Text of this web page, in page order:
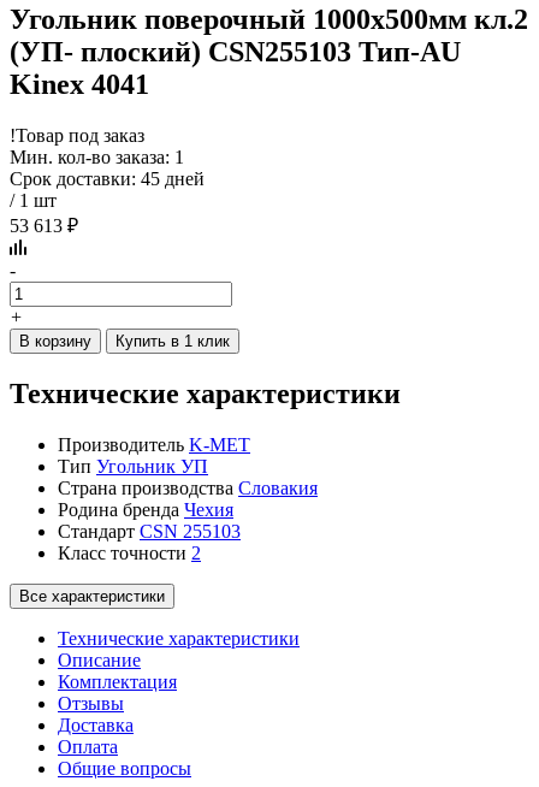
Угольник поверочный 1000х500мм кл.2
(УП- плоский) CSN255103 Тип-AU
Kinex 4041
!Товар под заказ
Мин. кол-во заказа: 1
Срок доставки: 45 дней
/ 1 шт
53 613 ₽
-
+
В корзину Купить в 1 клик
Технические характеристики
Производитель K-MET
Тип Угольник УП
Страна производства Словакия
Родина бренда Чехия
Стандарт CSN 255103
Класс точности 2
Все характеристики
Технические характеристики
Описание
Комплектация
Отзывы
Доставка
Оплата
Общие вопросы